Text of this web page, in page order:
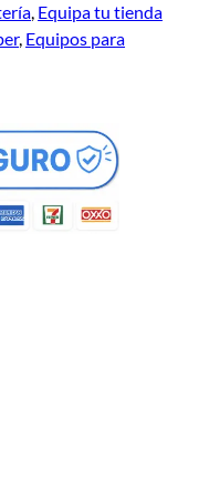
, Equipa tu tienda
, Equipos para